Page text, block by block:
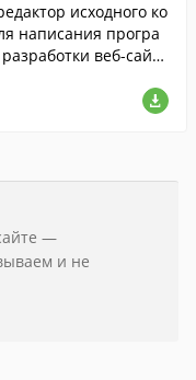
исходного ко
написания програ
веб-сайто
—
и не